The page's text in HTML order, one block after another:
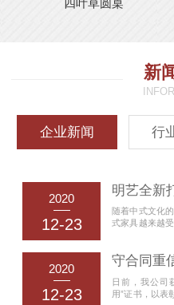
四叶草圆桌
新
企业新闻 行
2020
12-23
明艺全新
随着中式文化
式家具越来越
除了正好对应
素质的提高，
把目光转向既
2020
12-23
日前，我公司
用”证书，以表